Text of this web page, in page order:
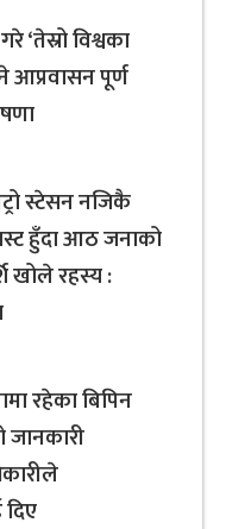
‘तेस्रो विश्वका
आप्रवासन पूर्ण
स्टेसन नजिकै
हुँदा आठ जनाको
खोले रहस्य :
रहेका बिपिन